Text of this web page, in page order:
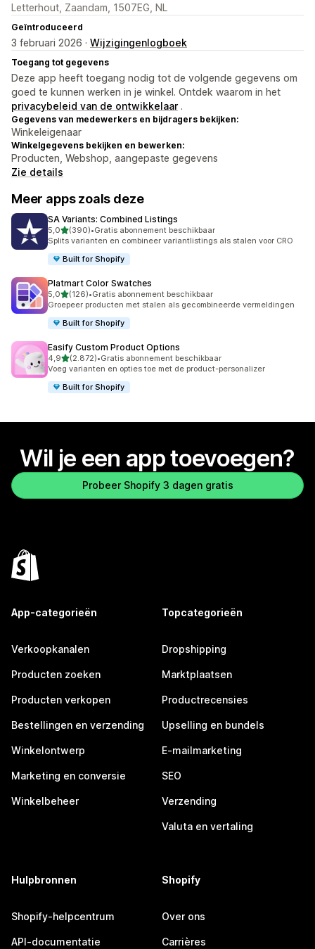
Letterhout, Zaandam, 1507EG, NL
Geïntroduceerd
3 februari 2026 · Wijzigingenlogboek
Toegang tot gegevens
Deze app heeft toegang nodig tot de volgende gegevens om
goed te kunnen werken in je winkel. Ontdek waarom in het
privacybeleid van de ontwikkelaar .
Gegevens van medewerkers en bijdragers bekijken:
Winkeleigenaar
Winkelgegevens bekijken en bewerken:
Producten, Webshop, aangepaste gegevens
Zie details
Meer apps zoals deze
SA Variants: Combined Listings
5,0van 5 sterren
(390)
390 recensies in totaal
•Gratis abonnement beschikbaar
Splits varianten en combineer variantlistings als stalen voor CRO
Built for Shopify
Platmart Color Swatches
5,0van 5 sterren
(126)
126 recensies in totaal
•Gratis abonnement beschikbaar
Groepeer producten met stalen als gecombineerde vermeldingen
Built for Shopify
Easify Custom Product Options
4,9van 5 sterren
(2.872)
2872 recensies in totaal
•Gratis abonnement beschikbaar
Voeg varianten en opties toe met de product-personalizer
Built for Shopify
Wil je een app toevoegen?
Probeer Shopify 3 dagen gratis
App-categorieën
Verkoopkanalen
Producten zoeken
Producten verkopen
Bestellingen en verzending
Winkelontwerp
Marketing en conversie
Winkelbeheer
Topcategorieën
Dropshipping
Marktplaatsen
Productrecensies
Upselling en bundels
E-mailmarketing
SEO
Verzending
Valuta en vertaling
Hulpbronnen
Shopify-helpcentrum
API-documentatie
Shopify
Over ons
Carrières